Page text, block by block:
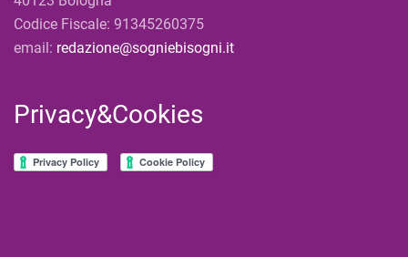
Codice Fiscale: 91345260375
email: redazione@sogniebisogni.it
Privacy&Cookies